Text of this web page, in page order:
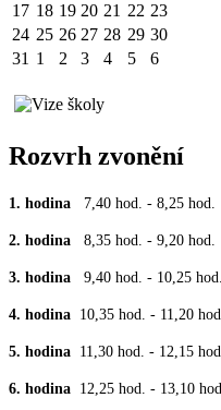
17 18 19 20 21 22 23
24 25 26 27 28 29 30
31 1 2 3 4 5 6
Rozvrh zvonění
1. hodina 7,40 hod. - 8,25 hod.
2. hodina 8,35 hod. - 9,20 hod.
3. hodina 9,40 hod. - 10,25 hod.
4. hodina 10,35 hod. - 11,20 hod.
5. hodina 11,30 hod. - 12,15 hod.
6. hodina 12,25 hod. - 13,10 hod.